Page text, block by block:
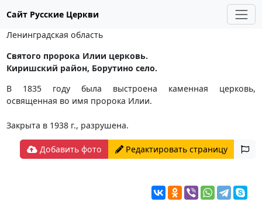
Сайт Русские Церкви
Ленинградская область
Святого пророка Илии церковь.
Киришский район, Борутино село.
В 1835 году была выстроена каменная церковь,
освященная во имя пророка Илии.
Закрыта в 1938 г., разрушена.
Добавить фото Редактировать страницу